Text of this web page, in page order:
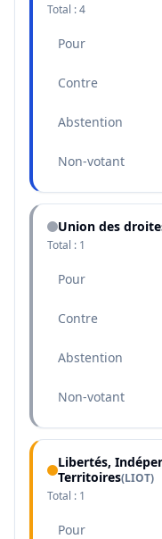
Total :4
Pour
Contre
Abstention
Non-votant
Union des
Total : 1
Pour
Contre
Abstention
Non-votant
Libertés,
Territoires(LIOT)
Total : 1
Pour